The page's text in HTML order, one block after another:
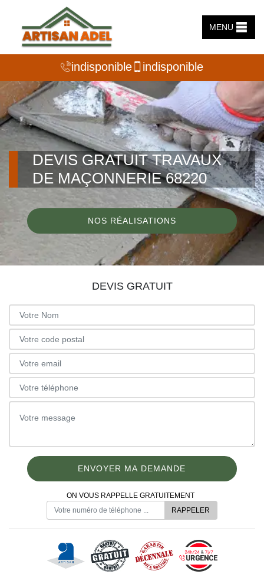
MENU
indisponible indisponible
DEVIS GRATUIT TRAVAUX
DE MAÇONNERIE 68220
NOS RÉALISATIONS
DEVIS GRATUIT
ON VOUS RAPPELLE GRATUITEMENT